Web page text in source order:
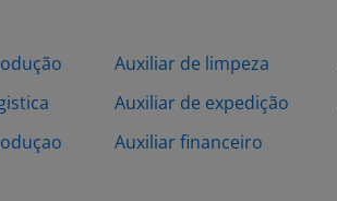
Auxiliar de limpeza
Auxiliar de expedição
Auxiliar financeiro